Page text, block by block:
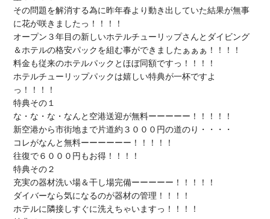
その問題を解消する為に昨年春より動き出していた結果が無事
に花が咲きましたっ！！！！
オープン３年目の新しいホテルチューリップさんとダイビング
＆ホテルの格安パックを組む事ができましたぁぁぁ！！！！
料金も従来のホテルパックとほぼ同額ですっ！！！！
ホテルチューリップパックは嬉しい特典が一杯ですよ
っ！！！！
特典その１
な・な・な・なんと空港送迎が無料ーーーーー！！！！！
新空港から市街地まで片道約３０００円の道のり・・・・
コレがなんと無料ーーーーーー！！！！！
往復で６０００円もお得！！！！
特典その２
充実の器材洗い場＆干し場完備ーーーーー！！！！！
ダイバーなら気になるのが器材の管理！！！！
ホテルに隣接しすぐに洗えちゃいますっ！！！！